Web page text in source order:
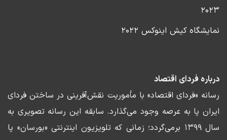
۲۰۲۳
نمایشگاه کیش اینوکس ۲۰۲۲
درباره فردای اقتصاد
رسانه «فردای اقتصاد» با مأموریت نقش‌آفرینی در ساختن فردای
ایران پا به عرصه وجود می‌گذارد. سابقه این رسانه تصویری به
سال ۱۳۹۹ برمی‌گردد؛ زمانی که تلویزیون اینترنتی «بورسان» پا